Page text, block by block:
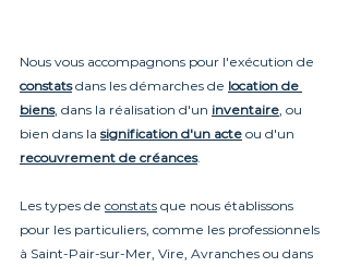
Nous vous accompagnons pour l'exécution de
constats dans les démarches de location de
biens, dans la réalisation d'un inventaire , ou
bien dans la signification d'un acte ou d'un
recouvrement de créances.
Les types de constats que nous établissons
pour les particuliers, comme les professionnels
à Saint-Pair-sur-Mer, Vire, Avranches ou dans